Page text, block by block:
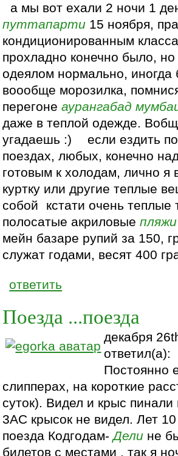
а мы вот ехали 2 ночи 1
путтапарти 15 ноября,
кондиционированным
прохладно конечно было, но
одеялом нормально, иногда
воообще морозилка,
перегонеаурангабад
даже в теплой одежде.
угадаешь :) если ездить
поездах, любых, конечно
готовым к холодам, лично я
куртку или другие теплые
собой кстати очень теплые
полосатые акриловыепляжи
мейн базаре рупий за 150,
служат годами, весят 400
ответить
Поезда ...поезда
декабря
ответил(а):
Постоянно
слипперах, на короткие
суток). Видел и крыс пинали
3АС крысок не видел. Лет
поезда Кодгодам-Дели не
билетов с местами , так я